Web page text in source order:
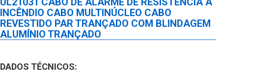
INCÊNDIO CABO MULTINÚCLEO CABO
REVESTIDO PAR TRANÇADO COM BLINDAGEM
ALUMÍNIO TRANÇADO
DADOS TÉCNICOS: